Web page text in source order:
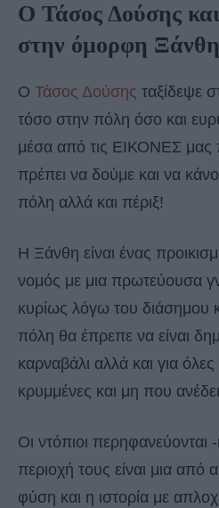
Ο Τάσος Δούσης
στην όμορφη
Ο Τάσος Δούσης ταξίδεψε
τόσο στην πόλη όσο και
μέσα από τις ΕΙΚΟΝΕΣ μας
πρέπει να δούμε και να
πόλη αλλά και πέριξ!
Η Ξάνθη είναι ένας
νομός με μια πρωτεύουσα
κυρίως λόγω του διάσημου
πόλη θα έπρεπε να είναι
καρναβάλι αλλά και για
κρυμμένες και μη που
Οι ντόπιοι περηφανεύονται -
περιοχή τους είναι μια από
φύση και η ιστορία με